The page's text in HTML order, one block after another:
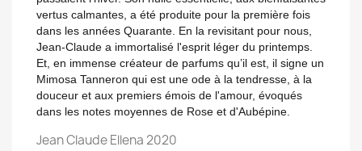
vertus calmantes, a été produite pour la première fois
dans les années Quarante. En la revisitant pour nous,
Jean-Claude a immortalisé l'esprit léger du printemps.
Et, en immense créateur de parfums qu’il est, il signe un
Mimosa Tanneron qui est une ode à la tendresse, à la
douceur et aux premiers émois de l'amour, évoqués
dans les notes moyennes de Rose et d'Aubépine.
Jean Claude Ellena 2020